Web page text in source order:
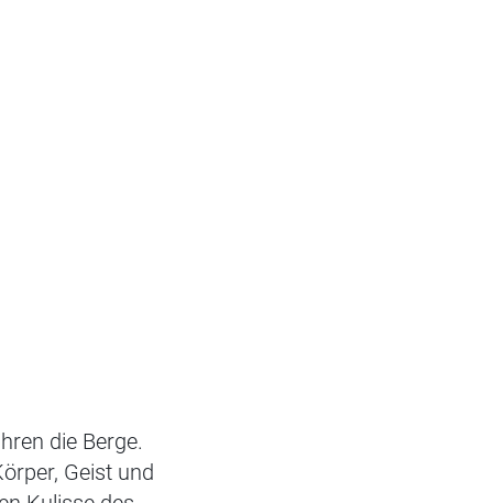
die Berge.
Geist und